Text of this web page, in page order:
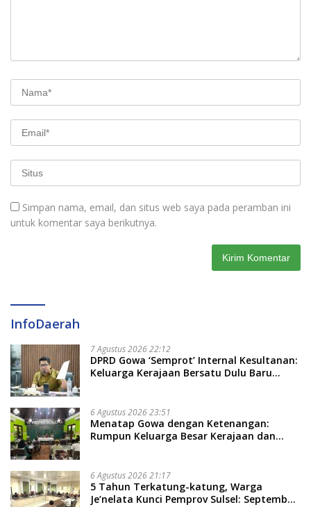
Simpan nama, email, dan situs web saya pada peramban ini
untuk komentar saya berikutnya.
InfoDaerah
7 Agustus 2026 22:12
DPRD Gowa ‘Semprot’ Internal Kesultanan:
Keluarga Kerajaan Bersatu Dulu Baru
6 Agustus 2026 23:51
Menatap Gowa dengan Ketenangan:
Rumpun Keluarga Besar Kerajaan dan
Soal Adat dan Adab
6 Agustus 2026 21:17
5 Tahun Terkatung-katung, Warga
Je’nelata Kunci Pemprov Sulsel: September